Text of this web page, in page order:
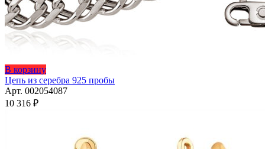
В корзинуЭтот
товар
имеет
выбрать
Цепь из серебра 925 пробы
Арт. 002054087
10 316 ₽